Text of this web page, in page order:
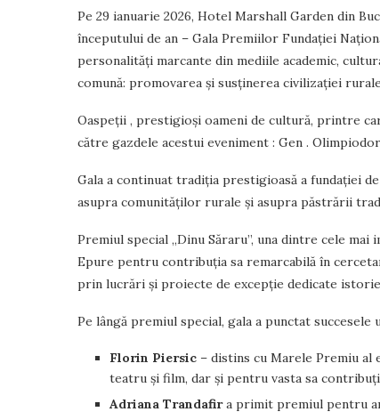
Pe 29 ianuarie 2026, Hotel Marshall Garden din
începutului de an – Gala Premiilor Fundației
personalități marcante din mediile academic,
comună: promovarea și susținerea civilizației
Oaspeții , prestigioși oameni de cultură, printre
către gazdele acestui eveniment : Gen .
Gala a continuat tradiția prestigioasă a fundației
asupra comunităților rurale și asupra păstrării
Premiul special „Dinu Săraru”, una dintre cele
Epure pentru contribuția sa remarcabilă în
prin lucrări și proiecte de excepție dedicate
Pe lângă premiul special, gala a punctat
Florin Piersic – distins cu Marele Premiu
teatru și film, dar și pentru vasta sa
Adriana Trandafira primit premiul pentru